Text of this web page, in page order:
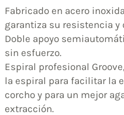
Fabricado en acero
garantiza su resistencia y
Doble apoyo
sin esfuerzo.
Espiral profesional
la espiral para facilitar la
corcho y para un mejor
extracción.